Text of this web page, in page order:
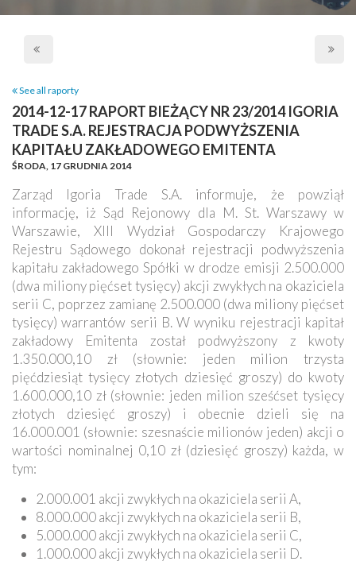
See all raporty
2014-12-17 RAPORT BIEŻĄCY NR 23/2014 IGORIA
TRADE S.A. REJESTRACJA PODWYŻSZENIA
KAPITAŁU ZAKŁADOWEGO EMITENTA
ŚRODA, 17 GRUDNIA 2014
Zarząd Igoria Trade S.A. informuje, że powziął
informację, iż Sąd Rejonowy dla M. St. Warszawy w
Warszawie, XIII Wydział Gospodarczy Krajowego
Rejestru Sądowego dokonał rejestracji podwyższenia
kapitału zakładowego Spółki w drodze emisji 2.500.000
(dwa miliony pięćset tysięcy) akcji zwykłych na okaziciela
serii C, poprzez zamianę 2.500.000 (dwa miliony pięćset
tysięcy) warrantów serii B. W wyniku rejestracji kapitał
zakładowy Emitenta został podwyższony z kwoty
1.350.000,10 zł (słownie: jeden milion trzysta
pięćdziesiąt tysięcy złotych dziesięć groszy) do kwoty
1.600.000,10 zł (słownie: jeden milion sześćset tysięcy
złotych dziesięć groszy) i obecnie dzieli się na
16.000.001 (słownie: szesnaście milionów jeden) akcji o
wartości nominalnej 0,10 zł (dziesięć groszy) każda, w
tym:
2.000.001 akcji zwykłych na okaziciela serii A,
8.000.000 akcji zwykłych na okaziciela serii B,
5.000.000 akcji zwykłych na okaziciela serii C,
1.000.000 akcji zwykłych na okaziciela serii D.